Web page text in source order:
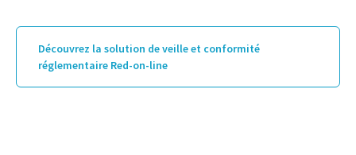
Découvrez la solution de veille et conformité
réglementaire Red-on-line